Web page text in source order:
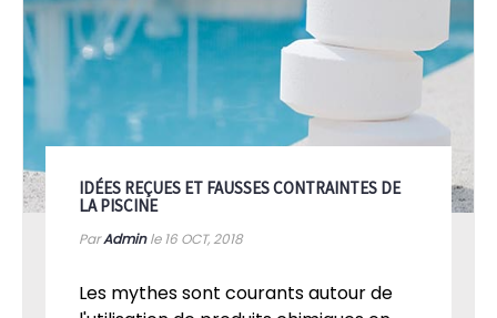
IDÉES REÇUES ET FAUSSES CONTRAINTES DE
LA PISCINE
ParAdminle 16 OCT, 2018
Les mythes sont courants autour de